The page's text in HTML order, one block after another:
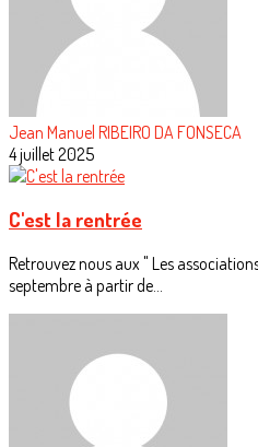
Jean Manuel RIBEIRO DA FONSECA
4 juillet 2025
C'est la rentrée
Retrouvez nous aux " Les
septembre à partir de...